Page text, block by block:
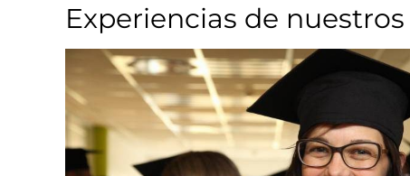
Experiencias de